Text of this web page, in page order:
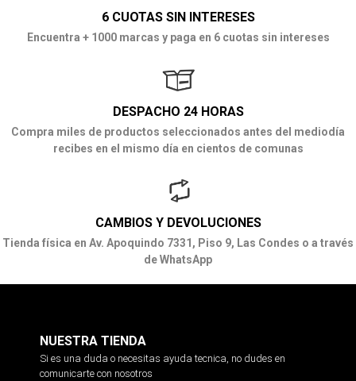
6 CUOTAS SIN INTERESES
Encuentra + 1000 marcas y paga en 6 cuotas sin intereses
DESPACHO 24 HORAS
Compra miles de productos seleccionados antes del mediodía
recibes en el mismo día en cientos de comunas
CAMBIOS Y DEVOLUCIONES
Tienda física en Av. Apoquindo 7331, Piso 9, Las Condes o a través
de WhatsApp
NUESTRA TIENDA
Si es una duda o necesitas ayuda tecnica, no dudes en
comunicarte con nosotros